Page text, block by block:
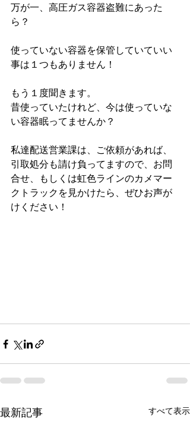
万が一、高圧ガス容器盗難にあった
ら？
使っていない容器を保管していていい
事は１つもありません！
もう１度聞きます。
昔使っていたけれど、今は使っていな
い容器眠ってませんか？
私達配送営業課は、ご依頼があれば、
引取処分も請け負ってますので、お問
合せ、もしくは虹色ラインのカメマー
クトラックを見かけたら、ぜひお声が
けください！
最新記事 すべて表示